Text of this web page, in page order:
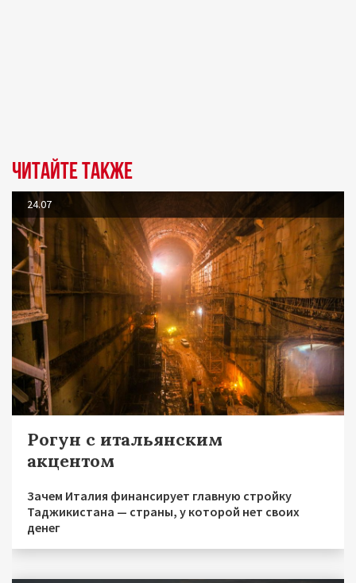
Читайте также
24.07
Рогун с итальянским
акцентом
Зачем Италия финансирует главную стройку
Таджикистана — страны, у которой нет своих
денег